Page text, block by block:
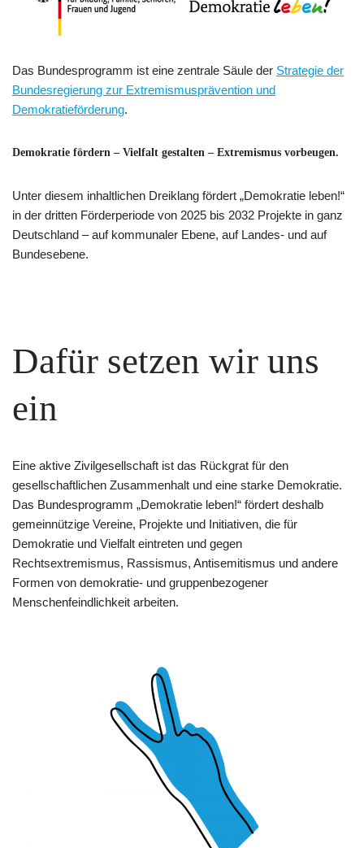
Das Bundesprogramm ist eine zentrale Säule der Strategie der
Bundesregierung zur Extremismusprävention und
Demokratieförderung.
Demokratie fördern – Vielfalt gestalten – Extremismus vorbeugen.
Unter diesem inhaltlichen Dreiklang fördert „Demokratie leben!“
in der dritten Förderperiode von 2025 bis 2032 Projekte in ganz
Deutschland – auf kommunaler Ebene, auf Landes- und auf
Bundesebene.
Dafür setzen wir uns
ein
Eine aktive Zivilgesellschaft ist das Rückgrat für den
gesellschaftlichen Zusammenhalt und eine starke Demokratie.
Das Bundesprogramm „Demokratie leben!“ fördert deshalb
gemeinnützige Vereine, Projekte und Initiativen, die für
Demokratie und Vielfalt eintreten und gegen
Rechtsextremismus, Rassismus, Antisemitismus und andere
Formen von demokratie- und gruppenbezogener
Menschenfeindlichkeit arbeiten.